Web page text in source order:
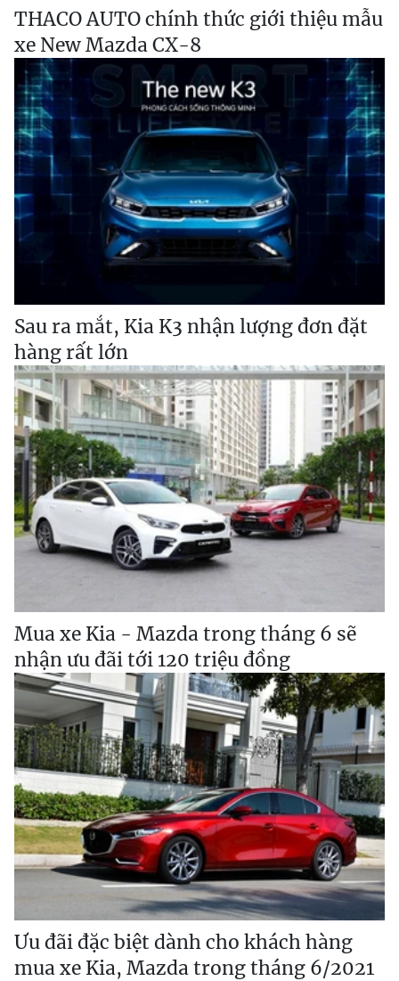
THACO AUTO chính thức giới thiệu mẫu
xe New Mazda CX-8
Sau ra mắt, Kia K3 nhận lượng đơn đặt
hàng rất lớn
Mua xe Kia - Mazda trong tháng 6 sẽ
nhận ưu đãi tới 120 triệu đồng
Ưu đãi đặc biệt dành cho khách hàng
mua xe Kia, Mazda trong tháng 6/2021